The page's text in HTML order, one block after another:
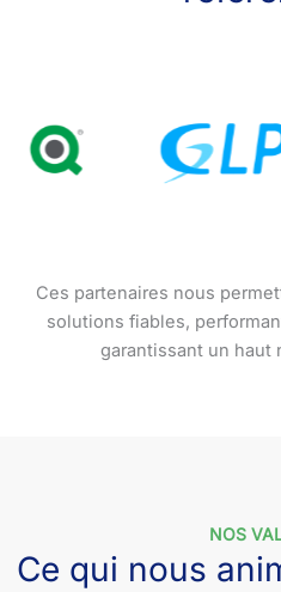
Ces partenaires nous
solutions fiables,
garantissant un haut
NOS
Ce qui nous